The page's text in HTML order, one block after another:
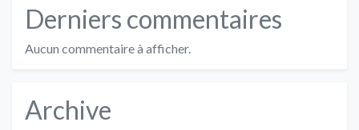
Derniers commentaires
Aucun commentaire à afficher.
Archive